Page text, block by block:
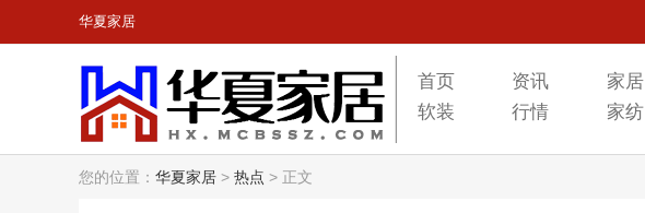
华夏家居
首页 资讯 家居
软装
行情 家纺
您的位置： 华夏家居 > 热点 > 正文